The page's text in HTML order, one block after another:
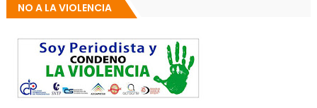
NO A LA VIOLENCIA